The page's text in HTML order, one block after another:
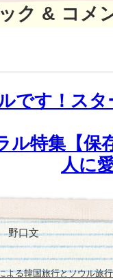
ク & コメ
です！ス
ル特集【保
人に
野口文
よる韓国旅行とソウル旅